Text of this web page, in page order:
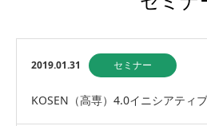
2019.01.31 セミナー
KOSEN（高専）4.0イニシアティ